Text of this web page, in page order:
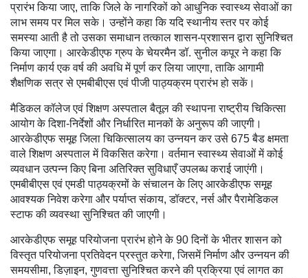
प्रारंभ किया जाए, ताकि जिले के नागरिकों को आधुनिक स्वास्थ्य सेवाओं का
लाभ समय पर मिल सके। उन्होंने कहा कि यदि स्थानीय स्तर पर कोई
समस्या आती है तो उसका समाधान तत्काल शासन-प्रशासन द्वारा सुनिश्चित
किया जाएगा। आरकेडीएफ ग्रुप के चेयरमैन डॉ. सुनील कपूर ने कहा कि
निर्माण कार्य एक वर्ष की अवधि में पूर्ण कर लिया जाएगा, ताकि आगामी
शैक्षणिक सत्र से एमबीबीएस एवं पीजी पाठ्यक्रम प्रारंभ हो सकें।
मैडिकल कॉलेज एवं शिक्षण अस्पताल बैतूल की स्थापना राष्ट्रीय चिकित्सा
आयोग के दिशा-निर्देशों और निर्धारित मानकों के अनुरूप की जाएगी।
आरकेडीएफ समूह जिला चिकित्सालय का उन्नयन कर उसे 675 बैड क्षमता
वाले शिक्षण अस्पताल में विकसित करेगा। वर्तमान स्वास्थ्य सेवाओं में कोई
व्यवधान उत्पन्न किए बिना अतिरिक्त सुविधाएँ उपलब्ध कराई जाएंगी।
एमबीबीएस एवं एमडी पाठ्यक्रमों के संचालन के लिए आरकेडीएफ समूह
आवश्यक निवेश करेगा और पर्याप्त संकाय, डॉक्टर, नर्स और पैरामेडिकल
स्टाफ की व्यवस्था सुनिश्चित की जाएगी।
आरकेडीएफ समूह परियोजना प्रारंभ होने के 90 दिनों के भीतर शासन को
विस्तृत परियोजना प्रतिवेदन प्रस्तुत करेगा, जिसमें निर्माण और उन्नयन की
समयसीमा, डिज़ाइन, गुणवत्ता सुनिश्चित करने की प्रक्रिया एवं लागत का